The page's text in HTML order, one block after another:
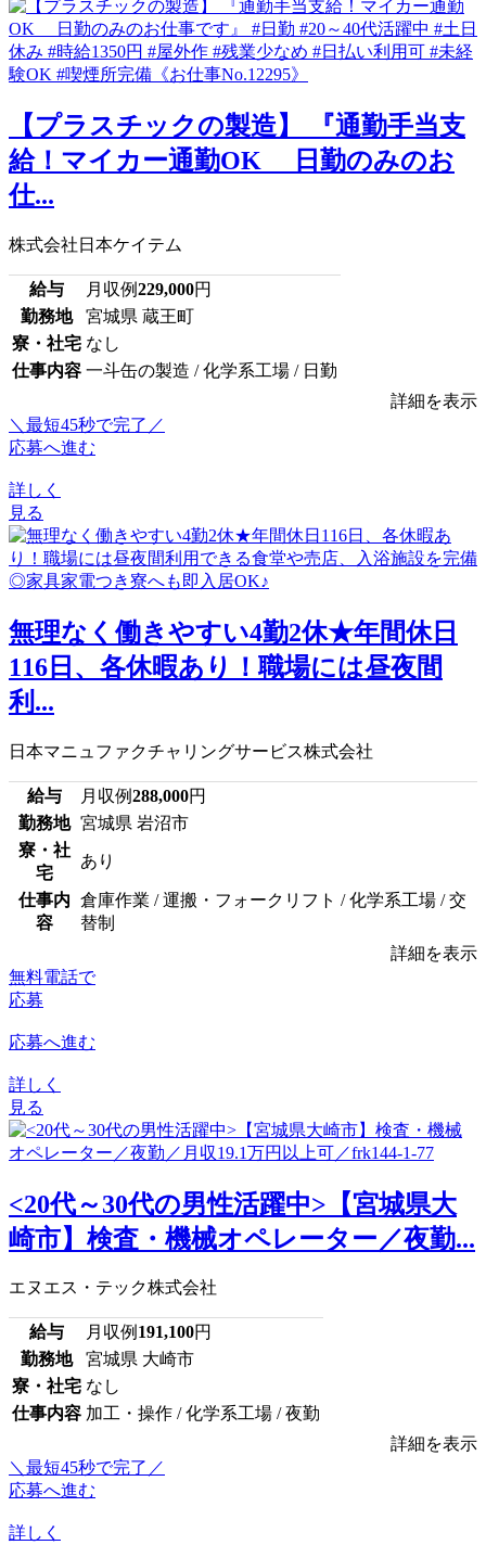
【プラスチックの製造】 『通勤手当支
給！マイカー通勤OK 日勤のみのお
仕...
株式会社日本ケイテム
給与 月収例229,000円
勤務地
宮城県 蔵王町
寮・社宅 なし
仕事内容 一斗缶の製造 / 化学系工場 / 日勤
詳細を表示
＼最短45秒で完了／
応募へ進む
詳しく
見る
無理なく働きやすい4勤2休★年間休日
116日、各休暇あり！職場には昼夜間
利...
日本マニュファクチャリングサービス株式会社
給与 月収例288,000円
勤務地 宮城県 岩沼市
寮・社
宅
あり
仕事内
容
倉庫作業 / 運搬・フォークリフト / 化学系工場 / 交
替制
詳細を表示
無料電話で
応募
応募へ進む
詳しく
見る
<20代～30代の男性活躍中>【宮城県大
崎市】検査・機械オペレーター／夜勤...
エヌエス・テック株式会社
給与 月収例 191,100円
勤務地
宮城県 大崎市
寮・社宅 なし
仕事内容 加工・操作 / 化学系工場 / 夜勤
詳細を表示
＼最短45秒で完了／
応募へ進む
詳しく